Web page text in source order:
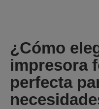
¿Cómo
impresora
perfecta